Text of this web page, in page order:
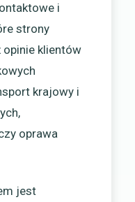
i
strony
klientów
krajowy i
oprawa
jest